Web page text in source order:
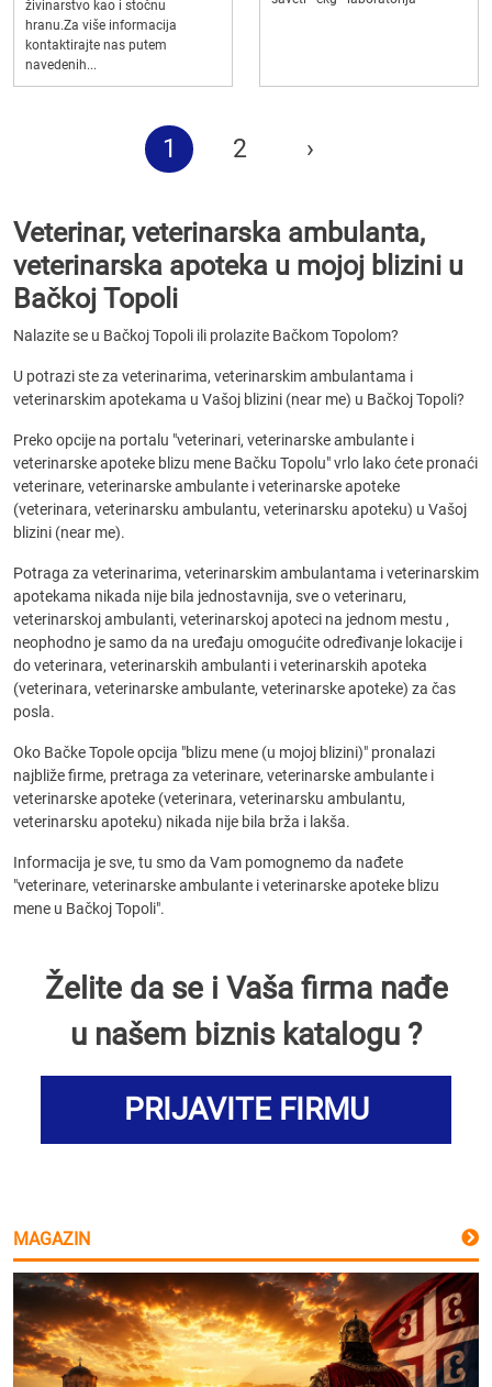
živinarstvo kao i stočnu
hranu.Za više informacija
kontaktirajte nas putem
navedenih...
1 2 ›
Veterinar, veterinarska ambulanta,
veterinarska apoteka u mojoj blizini u
Bačkoj Topoli
Nalazite se u Bačkoj Topoli ili prolazite Bačkom Topolom?
U potrazi ste za veterinarima, veterinarskim ambulantama i
veterinarskim apotekama u Vašoj blizini (near me) u Bačkoj Topoli?
Preko opcije na portalu "veterinari, veterinarske ambulante i
veterinarske apoteke blizu mene Bačku Topolu" vrlo lako ćete pronaći
veterinare, veterinarske ambulante i veterinarske apoteke
(veterinara, veterinarsku ambulantu, veterinarsku apoteku) u Vašoj
blizini (near me).
Potraga za veterinarima, veterinarskim ambulantama i veterinarskim
apotekama nikada nije bila jednostavnija, sve o veterinaru,
veterinarskoj ambulanti, veterinarskoj apoteci na jednom mestu ,
neophodno je samo da na uređaju omogućite određivanje lokacije i
do veterinara, veterinarskih ambulanti i veterinarskih apoteka
(veterinara, veterinarske ambulante, veterinarske apoteke) za čas
posla.
Oko Bačke Topole opcija "blizu mene (u mojoj blizini)" pronalazi
najbliže firme, pretraga za veterinare, veterinarske ambulante i
veterinarske apoteke (veterinara, veterinarsku ambulantu,
veterinarsku apoteku) nikada nije bila brža i lakša.
Informacija je sve, tu smo da Vam pomognemo da nađete
"veterinare, veterinarske ambulante i veterinarske apoteke blizu
mene u Bačkoj Topoli".
Želite da se i Vaša firma nađe
u našem biznis katalogu ?
PRIJAVITE FIRMU
MAGAZIN